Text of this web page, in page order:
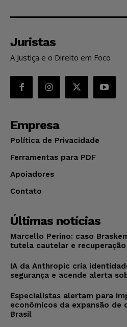
Juristas
A Justiça e o Direito em Foco
Empresa
Política de Privacidade
Ferramentas para PDF
Apoiadores
Contato
Últimas notícias
Marcello Perino: caso
tutela cautelar e
IA da Anthropic cria
segurança e acende alerta
Especialistas alertam para
econômicos da expansão de
Brasil